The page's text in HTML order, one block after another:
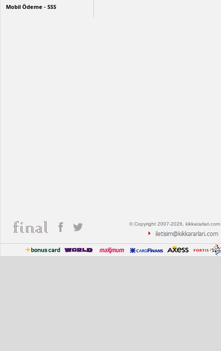
Mobil Ödeme - SSS
© Copyright 2007-2026,